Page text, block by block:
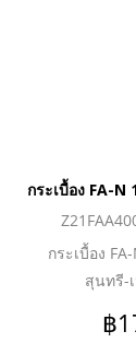
กระเบื้อง FA-N
กระเบื้อง
สุนทรี-
฿